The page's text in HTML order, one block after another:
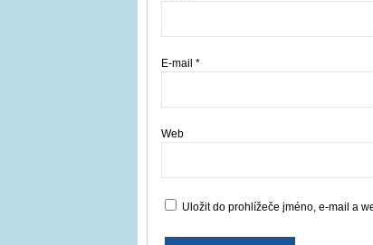
E-mail *
Web
Uložit do prohlížeče jméno, e-mail a